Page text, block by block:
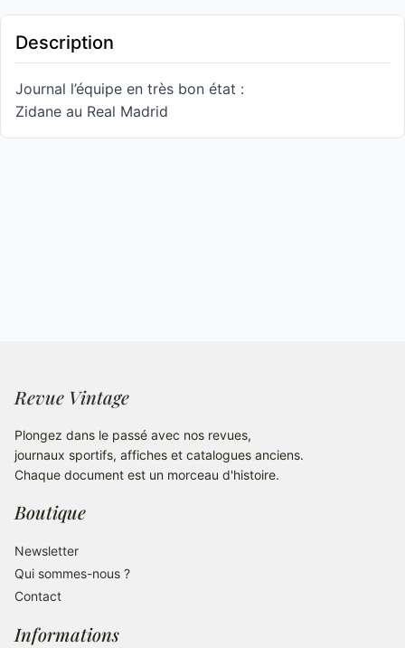
Description
Journal l’équipe en très bon état :
Zidane au Real Madrid
Revue Vintage
Plongez dans le passé avec nos revues,
journaux sportifs, affiches et catalogues anciens.
Chaque document est un morceau d'histoire.
Boutique
Newsletter
Qui sommes-nous ?
Contact
Informations